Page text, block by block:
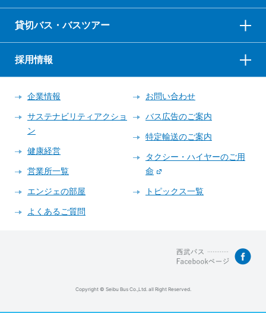
貸切バス・バスツアー
採用情報
企業情報
サステナビリティアクショ
ン
健康経営
営業所一覧
エンジェの部屋
よくあるご質問
お問い合わせ
バス広告のご案内
特定輸送のご案内
タクシー・ハイヤーのご用
命
トピックス一覧
Copyright © Seibu Bus Co.,Ltd. all Right Reserved.